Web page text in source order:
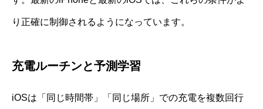
り正確に制御されるようになっています。
充電ルーチンと予測学習
iOSは「同じ時間帯」「同じ場所」での充電を複数回行